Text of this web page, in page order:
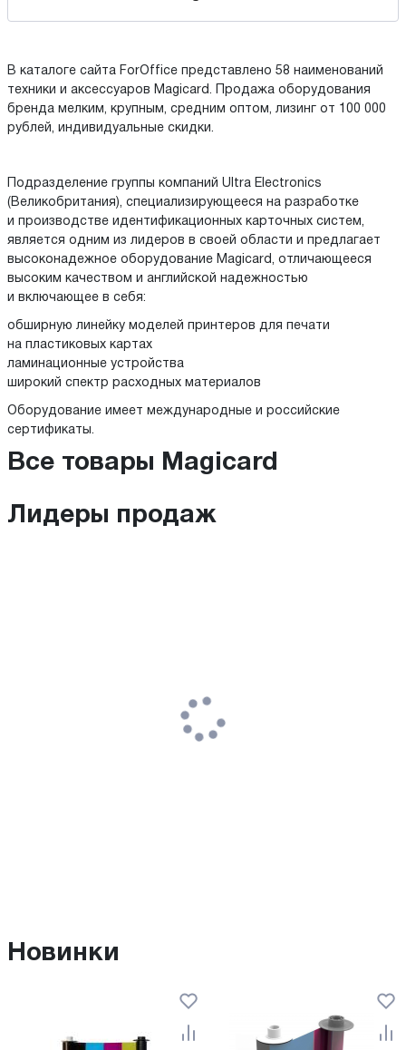
В каталоге сайта ForOffice представлено 58 наименований
техники и аксессуаров Magicard. Продажа оборудования
бренда мелким, крупным, средним оптом, лизинг от 100 000
рублей, индивидуальные скидки.
Подразделение группы компаний Ultra Electronics
(Великобритания), специализирующееся на разработке
и производстве идентификационных карточных систем,
является одним из лидеров в своей области и предлагает
высоконадежное оборудование Magicard, отличающееся
высоким качеством и английской надежностью
и включающее в себя:
обширную линейку моделей принтеров для печати
на пластиковых картах
ламинационные устройства
широкий спектр расходных материалов
Оборудование имеет международные и российские
сертификаты.
Все товары Magicard
Лидеры продаж
Новинки